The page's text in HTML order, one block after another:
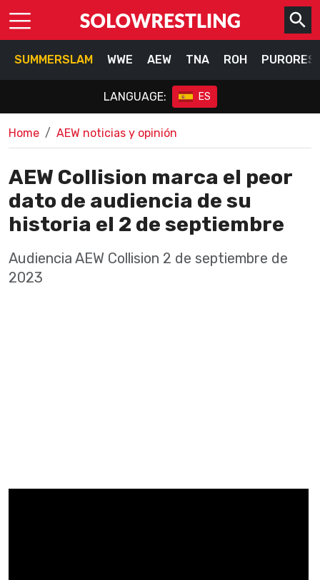
SUMMERSLAM WWE AEW TNA ROH
LANGUAGE: ES
Home AEW noticias y opinión
AEW Collision marca el peor
dato de audiencia de su
historia el 2 de septiembre
Audiencia AEW Collision 2 de septiembre de
2023